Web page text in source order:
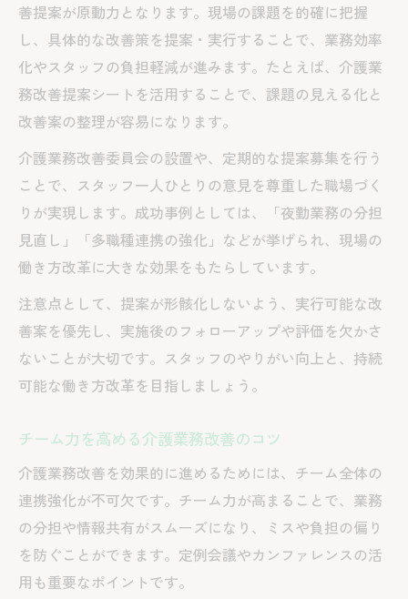
善提案が原動力となります。現場の課題を的確に把握
し、具体的な改善策を提案・実行することで、業務効率
化やスタッフの負担軽減が進みます。たとえば、介護業
務改善提案シートを活用することで、課題の見える化と
改善案の整理が容易になります。
介護業務改善委員会の設置や、定期的な提案募集を行う
ことで、スタッフ一人ひとりの意見を尊重した職場づく
りが実現します。成功事例としては、「夜勤業務の分担
見直し」「多職種連携の強化」などが挙げられ、現場の
働き方改革に大きな効果をもたらしています。
注意点として、提案が形骸化しないよう、実行可能な改
善案を優先し、実施後のフォローアップや評価を欠かさ
ないことが大切です。スタッフのやりがい向上と、持続
可能な働き方改革を目指しましょう。
チーム力を高める介護業務改善のコツ
介護業務改善を効果的に進めるためには、チーム全体の
連携強化が不可欠です。チーム力が高まることで、業務
の分担や情報共有がスムーズになり、ミスや負担の偏り
を防ぐことができます。定例会議やカンファレンスの活
用も重要なポイントです。